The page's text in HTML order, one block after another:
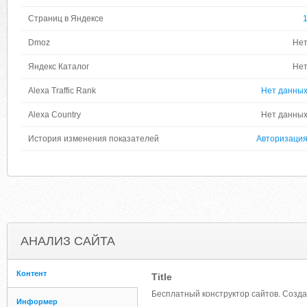
Страниц в Яндексе 1
Dmoz Нет
Яндекс Каталог Нет
Alexa Traffic Rank Нет данных
Alexa Country Нет данных
История изменения показателей Авторизация
АНАЛИЗ САЙТА
Контент
Информер
Title
Бесплатный конструктор сайтов.